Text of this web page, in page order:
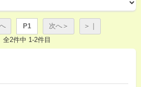
P1 次へ＞
＞｜
全2件中 1-2件目